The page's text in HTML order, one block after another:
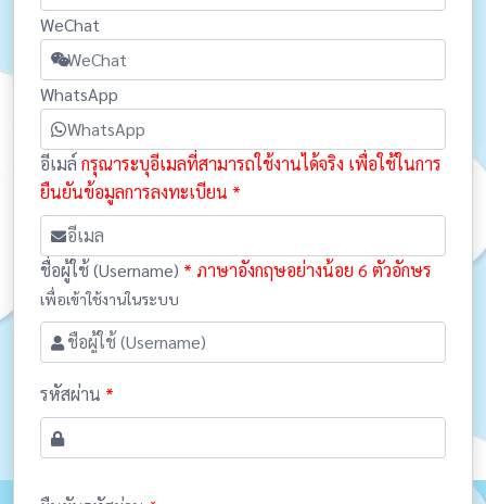
WeChat
WhatsApp
อีเมล์ กรุณาระบุอีเมลที่สามารถใช้งานได้จริง เพื่อใช้ในการ
ยืนยันข้อมูลการลงทะเบียน *
ชื่อผู้ใช้ (Username) * ภาษาอังกฤษอย่างน้อย 6 ตัวอักษร
เพื่อเข้าใช้งานในระบบ
รหัสผ่าน *